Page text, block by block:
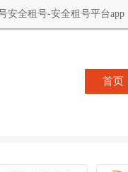
安全租号-安全租号平台app
首页